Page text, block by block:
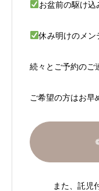
お盆前の駆け込
休み明けのメン
続々とご予約のご
ご希望の方はお早
また、託児